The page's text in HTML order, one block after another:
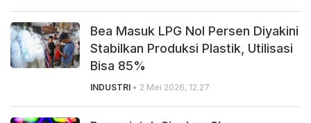
Bea Masuk LPG Nol Persen Diyakini
Stabilkan Produksi Plastik, Utilisasi
Bisa 85%
INDUSTRI • 2 Mei 2026, 12.27